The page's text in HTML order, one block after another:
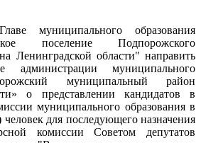
муниципального образования
поселение Подпорожского
Ленинградской области" направить
муниципального
муниципальный район
о представлении кандидатов в
муниципального образования в
человек для последующего назначения
комиссии Советом депутатов